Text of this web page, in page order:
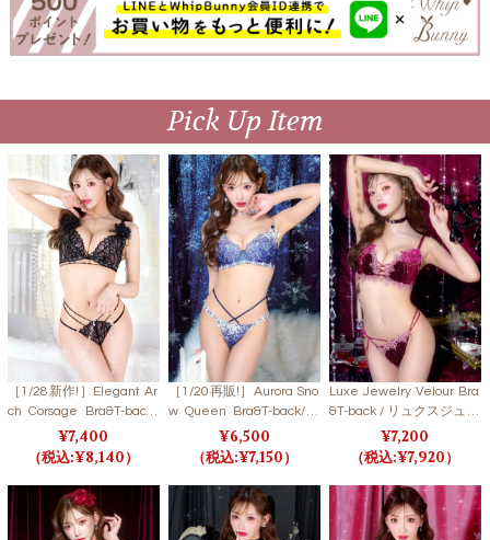
Pick Up Item
［1/28新作!］Elegant Ar
ch Corsage Bra&T-back/
エレガントアーチコサー
ジュブラ＆Tバック 【LB
7,400
8,140
［1/20再販!］Aurora Sno
w Queen Bra&T-back/ S
NOW CRYSTAL オーロラ
スノークイーンブラ＆T
ル 【LB5500】
6,500
7,150
Luxe Jewelry Velour Bra
&T-back / リュクスジュエ
リーベロアブラ＆Tバッ
ク【LB5500】
7,200
7,920